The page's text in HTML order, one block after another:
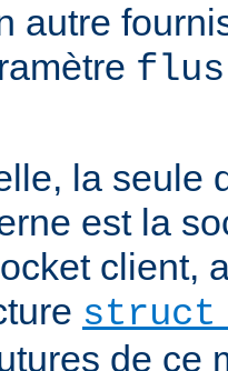
autre
la seule
est la
client,
struct
de ce